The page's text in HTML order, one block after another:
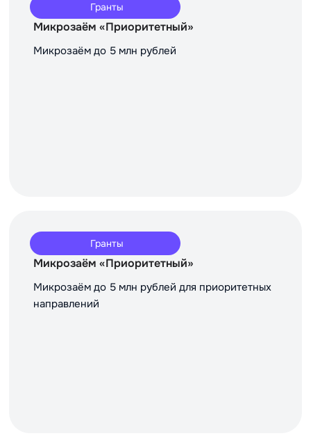
Гранты
Микрозаём «Приоритетный»
Микрозаём до 5 млн рублей
Гранты
Микрозаём «Приоритетный»
Микрозаём до 5 млн рублей для приоритетных
направлений